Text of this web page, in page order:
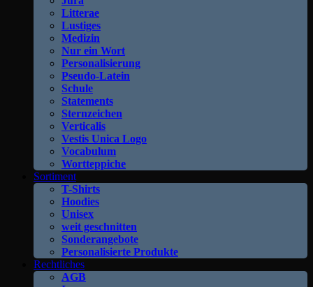
Litterae
Lustiges
Medizin
Nur ein Wort
Personalisierung
Pseudo-Latein
Schule
Statements
Sternzeichen
Verticalis
Vestis Unica Logo
Vocabulum
Wortteppiche
Sortiment
T-Shirts
Hoodies
Unisex
weit geschnitten
Sonderangebote
Personalisierte Produkte
Rechtliches
AGB